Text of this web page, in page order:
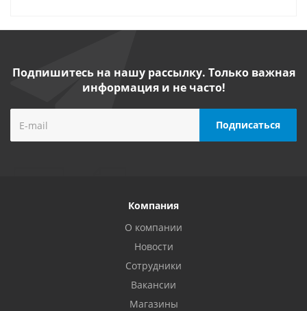
Подпишитесь на нашу рассылку. Только важная
информация и не часто!
Компания
О компании
Новости
Сотрудники
Вакансии
Магазины